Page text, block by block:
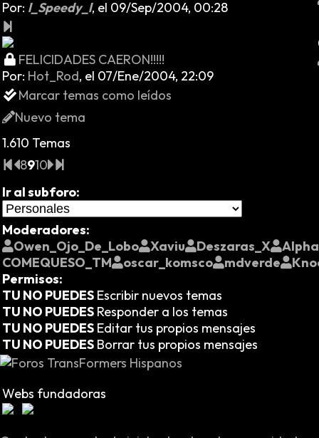
Por: l_Speedy_l, el 09/Sep/2004, 00:28
FELICIDADES CAERON!!!!!
Por: Hot_Rod, el 07/Ene/2004, 22:09
Marcar temas como leídos
Nuevo tema
1.610 Temas
8910
Ir al subforo:
Moderadores:
Owen_Ojo_De_Lobo
Xaviu Deszaras_X
COMEQUESO_TM
oscar_komsco mdverde
Permisos:
TU NO PUEDES Escribir nuevos temas
TU NO PUEDES Responder a los temas
TU NO PUEDES Editar tus propios mensajes
TU NO PUEDES Borrar tus propios mensajes
Webs fundadoras